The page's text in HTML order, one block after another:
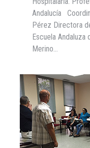
Andalucía
Pérez Directora
Escuela Andaluza
Merino…